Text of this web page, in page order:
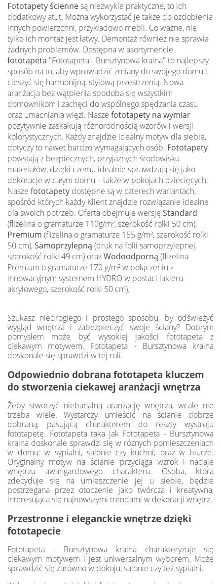
Fototapety ściennesą niezwykle praktyczne, to ich
dodatkowy atut. Można wykorzystać je także do ozdobienia
innych powierzchni, przykładowo mebli. Co ważne, nie
tylko ich montaż jest łatwy. Demontaż również nie sprawia
żadnych problemów. Dostępna w asortymencie
fototapeta "Fototapeta - Bursztynowa kraina" to najlepszy
sposób na to, aby wprowadzić zmiany do swojego domu i
cieszyć się harmonijną, stylową przestrzenią. Nowa
aranżacja bez wątpienia spodoba się wszystkim
domownikom i zachęci do wspólnego spędzania czasu
oraz umacniania więzi. Nasze fototapety na wymiar
pozytywnie zaskakują różnorodnością wzorów i wersji
kolorystycznych. Każdy znajdzie idealny motyw dla siebie,
dotyczy to nawet bardzo wymagających osób. Fototapety
powstają z bezpiecznych, przyjaznych środowisku
materiałów, dzięki czemu idealnie sprawdzają się jako
dekoracje w całym domu – także w pokojach dziecięcych.
Nasze fototapety dostępne są w czterech wariantach,
spośród których każdy Klient znajdzie rozwiązanie idealne
dla swoich potrzeb. Oferta obejmuje wersję Standard
(flizelina o gramaturze 110g/m², szerokość rolki 50 cm),
Premium (flizelina o gramaturze 155 g/m², szerokość rolki
50 cm),Samoprzylepną (druk na folii samoprzylepnej,
szerokość rolki 49 cm) orazWodoodporną (flizelina
Premium o gramaturze 170 g/m² w połączeniu z
innowacyjnym systemem HYDRO w postaci lakieru
akrylowego, szerokość rolki 50 cm).
Szukasz niedrogiego i prostego sposobu, by odświeżyć
wygląd wnętrza i zabezpieczyć swoje ściany? Dobrym
pomysłem może być wysokiej jakości fototapeta z
ciekawym motywem. Fototapeta - Bursztynowa kraina
doskonale się sprawdzi w tej roli.
Odpowiednio dobrana fototapeta kluczem
do stworzenia ciekawej aranżacji wnętrza
Żeby stworzyć niebanalną aranżację wnętrza, wcale nie
trzeba wiele. Wystarczy umieścić na ścianie dobrze
dobraną, pasującą charakterem do reszty wystroju
fototapetę. Fototapeta taka jak Fototapeta - Bursztynowa
kraina doskonale sprawdzi się w różnych pomieszczeniach
w domu: w sypialni, salonie czy kuchni; oraz w biurze.
Oryginalny motyw na ścianie przyciąga wzrok i nadaje
wnętrzu awangardowego charakteru. Osoba, która
zdecyduje się na umieszczenie jej u siebie, będzie
postrzegana przez otoczenie jako twórcza i kreatywna,
interesująca się najnowszymi trendami w dekoracji wnętrz.
Przestronne i eleganckie wnętrze dzięki
fototapecie
Fototapeta - Bursztynowa kraina charakteryzuje się
ciekawym motywem i jest uniwersalnym wyborem. Może
sprawdzić się zarówno w pokoju, salonie czy też sypialni.